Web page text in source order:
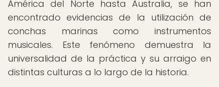
América del Norte hasta Australia, se han
encontrado evidencias de la utilización de
conchas marinas como instrumentos
musicales. Este fenómeno demuestra la
universalidad de la práctica y su arraigo en
distintas culturas a lo largo de la historia.